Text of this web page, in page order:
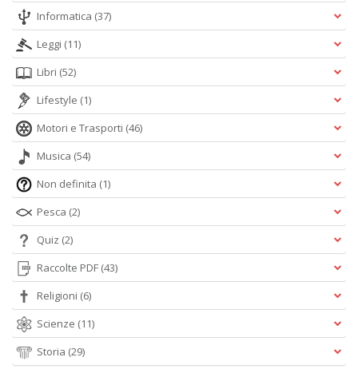
Informatica (37)
Leggi (11)
Libri (52)
Lifestyle (1)
Motori e Trasporti (46)
Musica (54)
Non definita (1)
Pesca (2)
Quiz (2)
Raccolte PDF (43)
Religioni (6)
Scienze (11)
Storia (29)